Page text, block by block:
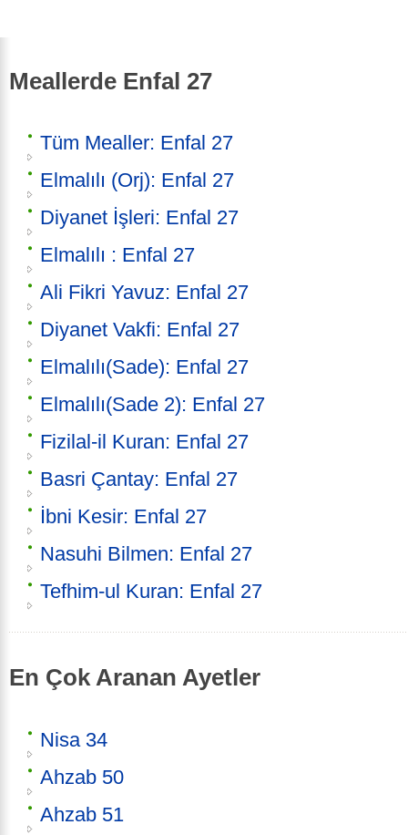
Meallerde Enfal 27
Tüm Mealler: Enfal 27
Elmalılı (Orj): Enfal 27
Diyanet İşleri: Enfal 27
Elmalılı : Enfal 27
Ali Fikri Yavuz: Enfal 27
Diyanet Vakfi: Enfal 27
Elmalılı(Sade): Enfal 27
Elmalılı(Sade 2): Enfal 27
Fizilal-il Kuran: Enfal 27
Basri Çantay: Enfal 27
İbni Kesir: Enfal 27
Nasuhi Bilmen: Enfal 27
Tefhim-ul Kuran: Enfal 27
En Çok Aranan Ayetler
Nisa 34
Ahzab 50
Ahzab 51